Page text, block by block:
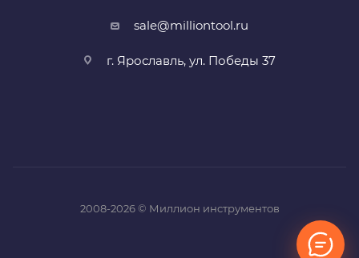
sale@milliontool.ru
г. Ярославль, ул. Победы 37
2008-2026 © Миллион инструментов